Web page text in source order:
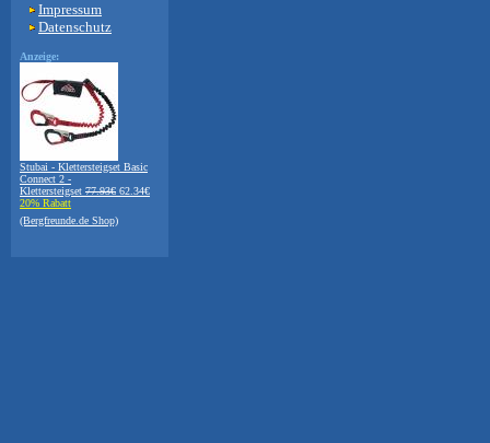
Impressum
Datenschutz
Anzeige:
Stubai - Klettersteigset Basic
Connect 2 -
Klettersteigset 77.93€ 62.34€
20% Rabatt
(Bergfreunde.de Shop)